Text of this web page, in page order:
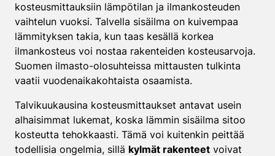
kosteusmittauksiin lämpötilan ja ilmankosteuden
vaihtelun vuoksi. Talvella sisäilma on kuivempaa
lämmityksen takia, kun taas kesällä korkea
ilmankosteus voi nostaa rakenteiden kosteusarvoja.
Suomen ilmasto-olosuhteissa mittausten tulkinta
vaatii vuodenaikakohtaista osaamista.
Talvikuukausina kosteusmittaukset antavat usein
alhaisimmat lukemat, koska lämmin sisäilma sitoo
kosteutta tehokkaasti. Tämä voi kuitenkin peittää
todellisia ongelmia, sillä kylmät rakenteet voivat